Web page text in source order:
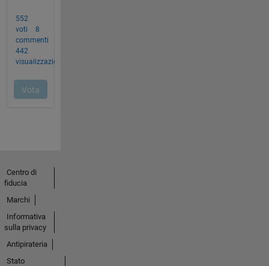
Centro di
fiducia
Marchi
Informativa
sulla privacy
Antipirateria
Stato